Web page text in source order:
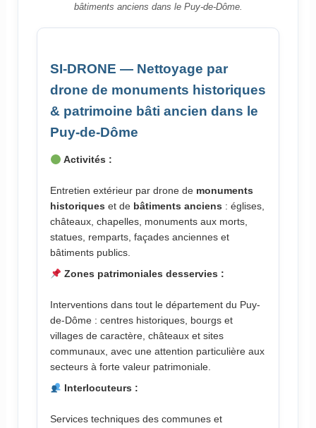
bâtiments anciens dans le Puy-de-Dôme.
SI-DRONE — Nettoyage par
drone de monuments historiques
& patrimoine bâti ancien dans le
Puy-de-Dôme
Activités :
Entretien extérieur par drone de monuments
historiques et de bâtiments anciens : églises,
châteaux, chapelles, monuments aux morts,
statues, remparts, façades anciennes et
bâtiments publics.
Zones patrimoniales desservies :
Interventions dans tout le département du Puy-
de-Dôme : centres historiques, bourgs et
villages de caractère, châteaux et sites
communaux, avec une attention particulière aux
secteurs à forte valeur patrimoniale.
Interlocuteurs :
Services techniques des communes et